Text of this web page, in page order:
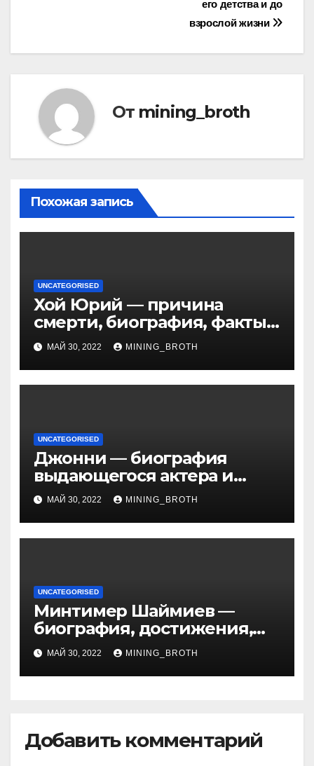
его детства и до
взрослой жизни
От mining_broth
Похожая запись
UNCATEGORISED
Хой Юрий — причина
смерти, биография, факты
из жизни Википедия
МАЙ 30, 2022 MINING_BROTH
UNCATEGORISED
Джонни — биография
выдающегося актера и
талантливого певца, чья
артистичность захватывает
миллионы сердец
МАЙ 30, 2022 MINING_BROTH
UNCATEGORISED
Минтимер Шаймиев —
биография, достижения,
семья
МАЙ 30, 2022 MINING_BROTH
Добавить комментарий